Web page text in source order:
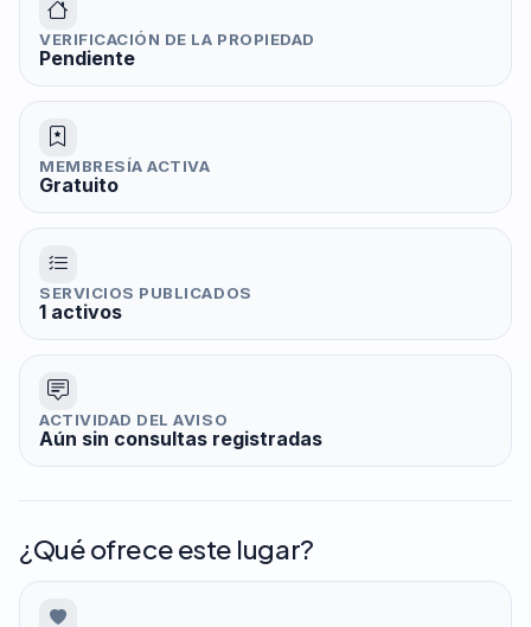
VERIFICACIÓN DE LA PROPIEDAD
Pendiente
MEMBRESÍA ACTIVA
Gratuito
SERVICIOS PUBLICADOS
1 activos
ACTIVIDAD DEL AVISO
Aún sin consultas registradas
¿Qué ofrece este lugar?